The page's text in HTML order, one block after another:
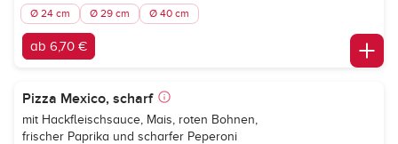
Ø 24 cm Ø 29 cm Ø 40 cm
ab 6,70 €
Pizza Mexico, scharf
mit Hackfleischsauce, Mais, roten Bohnen,
frischer Paprika und scharfer Peperoni